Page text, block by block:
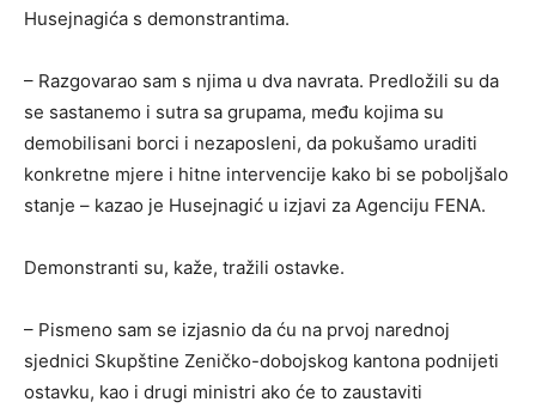
Husejnagića s demonstrantima.
– Razgovarao sam s njima u dva navrata. Predložili su da
se sastanemo i sutra sa grupama, među kojima su
demobilisani borci i nezaposleni, da pokušamo uraditi
konkretne mjere i hitne intervencije kako bi se poboljšalo
stanje – kazao je Husejnagić u izjavi za Agenciju FENA.
Demonstranti su, kaže, tražili ostavke.
– Pismeno sam se izjasnio da ću na prvoj narednoj
sjednici Skupštine Zeničko-dobojskog kantona podnijeti
ostavku, kao i drugi ministri ako će to zaustaviti